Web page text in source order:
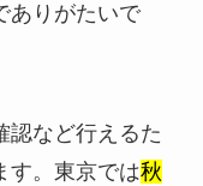
ありがたいで
認など行えるた
す。東京では秋